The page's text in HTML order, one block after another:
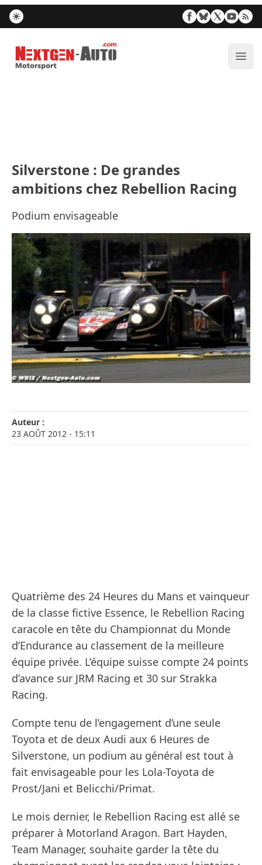
Nextgen-Auto.com
Silverstone : De grandes
ambitions chez Rebellion Racing
Podium envisageable
Auteur :
23 AOÛT 2012 - 15:11
Quatrième des 24 Heures du Mans et vainqueur
de la classe fictive Essence, le Rebellion Racing
caracole en tête du Championnat du Monde
d’Endurance au classement de la meilleure
équipe privée. L’équipe suisse compte 24 points
d’avance sur JRM Racing et 30 sur Strakka
Racing.
Compte tenu de l’engagement d’une seule
Toyota et de deux Audi aux 6 Heures de
Silverstone, un podium au général est tout à
fait envisageable pour les Lola-Toyota de
Prost/Jani et Belicchi/Primat.
Le mois dernier, le Rebellion Racing est allé se
préparer à Motorland Aragon. Bart Hayden,
Team Manager, souhaite garder la tête du